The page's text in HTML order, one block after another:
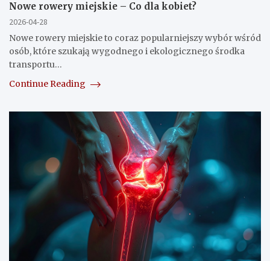
Nowe rowery miejskie – Co dla kobiet?
2026-04-28
Nowe rowery miejskie to coraz popularniejszy wybór wśród
osób, które szukają wygodnego i ekologicznego środka
transportu…
Continue Reading